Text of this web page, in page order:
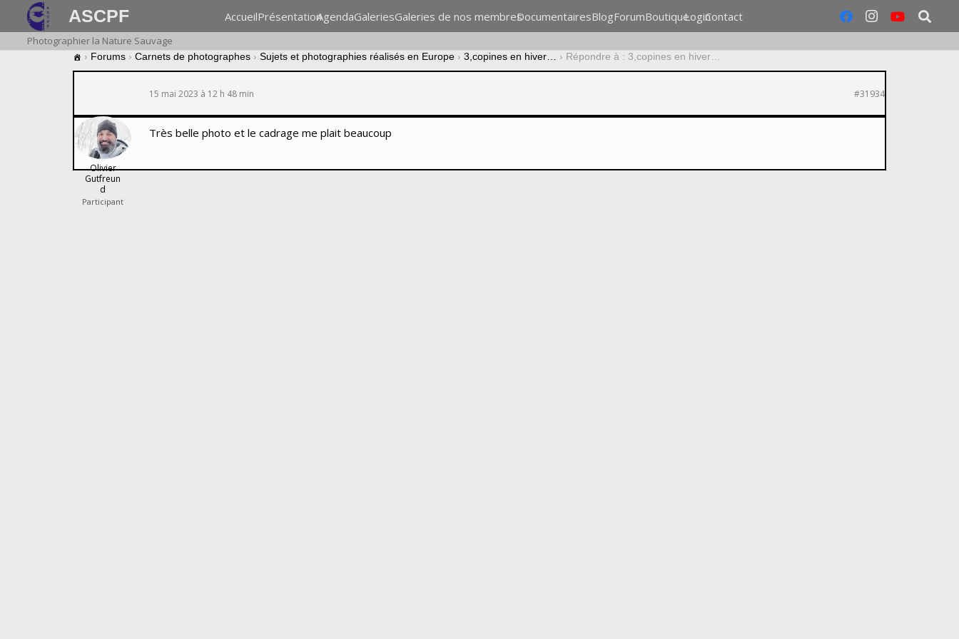
ASCPF AccueilPrésentationAgendaGaleriesGaleries de nos membresDocumentairesBlogForumBoutiqueLoginContact
Photographier la Nature Sauvage
› Forums › Carnets de photographes › Sujets et photographies réalisés en Europe › 3,copines en hiver… › Répondre à : 3,copines en hiver…
15 mai 2023 à 12 h 48 min #31934
Olivier
Gutfreun
d
Participant
Très belle photo et le cadrage me plait beaucoup